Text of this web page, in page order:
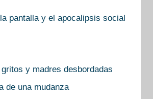
pantalla y el apocalipsis social
y madres desbordadas
de una mudanza